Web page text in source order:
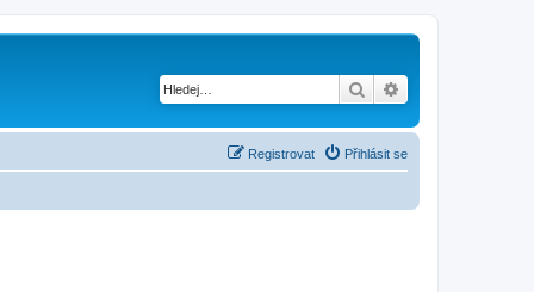
Hledat
Přihlásit se
Registrovat